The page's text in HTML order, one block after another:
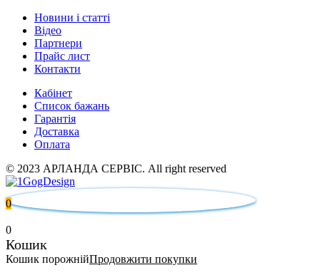
Новини і статті
Відео
Партнери
Прайс лист
Контакти
Кабінет
Список бажань
Гарантія
Доставка
Оплата
© 2023 АРЛАНДА СЕРВІС. All right reserved
0
0
Кошик
Кошик порожнійПродовжити покупки